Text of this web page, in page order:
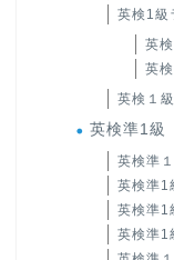
英検1級
英
英
英検１
英検準1級
英検準
英検準1
英検準1
英検準1